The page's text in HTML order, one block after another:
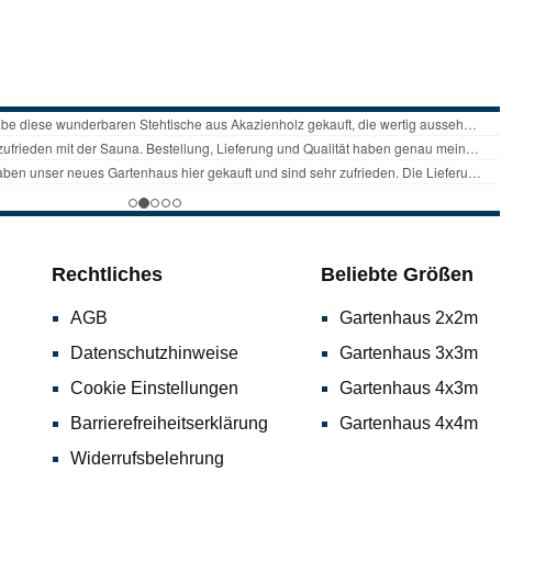
Rechtliches
AGB
Datenschutzhinweise
Cookie Einstellungen
Barrierefreiheitserklärung
Widerrufsbelehrung
Beliebte Größen
Gartenhaus 2x2m
Gartenhaus 3x3m
Gartenhaus 4x3m
Gartenhaus 4x4m